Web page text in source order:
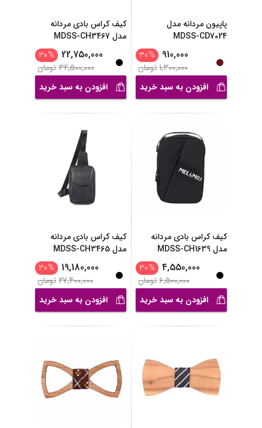
پاپیون مردانه مدل
MDSS-CD7024
910,000
%
30
1,300,000تومان
افزودن به سبد خرید
کیف کراس بادی مردانه
مدل MDSS-CH3467
22,750,000
%
30
32,500,000تومان
افزودن به سبد خرید
کیف کراس بادی مردانه
مدل MDSS-CH1639
4,550,000
%
30
6,500,000تومان
افزودن به سبد خرید
کیف کراس بادی مردانه
مدل MDSS-CH3465
19,180,000
%
30
27,400,000تومان
افزودن به سبد خرید